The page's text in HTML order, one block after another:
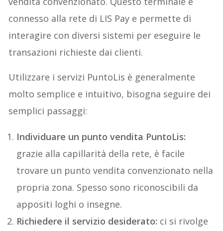
connesso alla rete di LIS Pay e permette di
interagire con diversi sistemi per eseguire le
transazioni richieste dai clienti.
Utilizzare i servizi PuntoLis è generalmente
molto semplice e intuitivo, bisogna seguire dei
semplici passaggi:
Individuare un punto vendita PuntoLis:
grazie alla capillarità della rete, è facile
trovare un punto vendita convenzionato nella
propria zona. Spesso sono riconoscibili da
appositi loghi o insegne.
Richiedere il servizio desiderato: ci si rivolge